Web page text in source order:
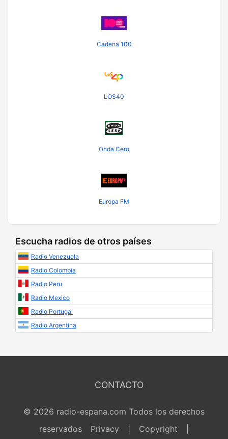
Cadena 100
LOS40
Onda Cero
Europa FM
Escucha radios de otros países
Radio Venezuela
Radio Colombia
Radio Peru
Radio Mexico
Radio Portugal
Radio Argentina
CONTACTO
© 2026 radio-espana.com Todos los derechos
reservados
Privacy Copyright